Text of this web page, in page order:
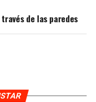
de las paredes